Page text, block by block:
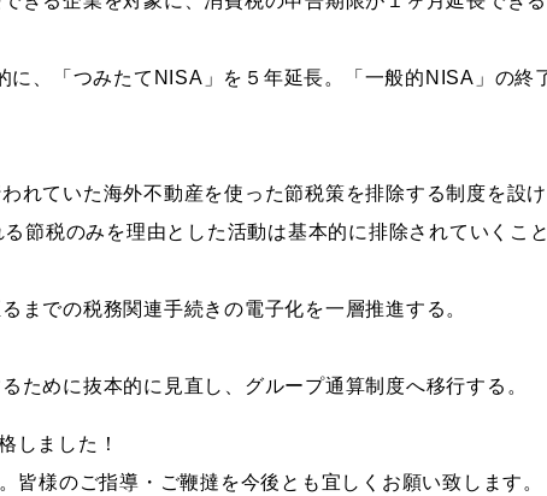
に、「つみたてNISA」を５年延長。「一般的NISA」の終
れていた海外不動産を使った節税策を排除する制度を設
節税のみを理由とした活動は基本的に排除されていくこ
までの税務関連手続きの電子化を一層推進する。
ために抜本的に見直し、グループ通算制度へ移行する。
しました！
様のご指導・ご鞭撻を今後とも宜しくお願い致します。